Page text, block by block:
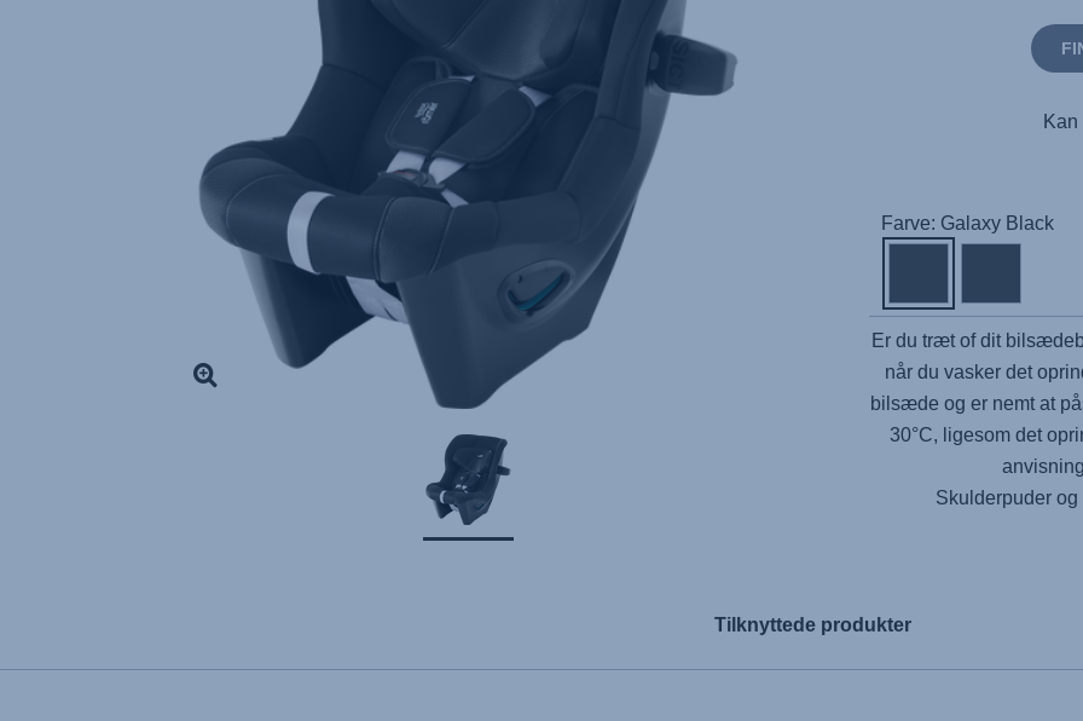
Farve: Galaxy Black
Er du træt of dit
når du vasker det
bilsæde og er nemt at
30°C, ligesom det
Skulderpuder
Tilknyttede produkter